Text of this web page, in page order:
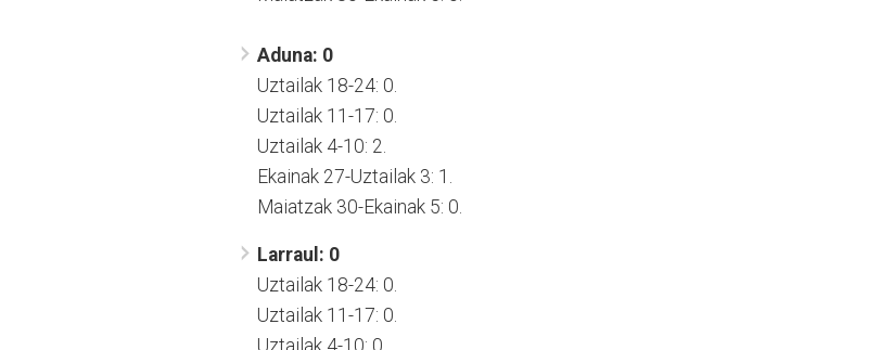
Aduna: 0
Uztailak 18-24: 0.
Uztailak 11-17: 0.
Uztailak 4-10: 2.
Ekainak 27-Uztailak 3: 1.
Maiatzak 30-Ekainak 5: 0.
Larraul: 0
Uztailak 18-24: 0.
Uztailak 11-17: 0.